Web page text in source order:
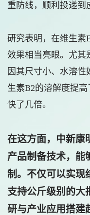
重防线，顺利投递到
研究表明，在维生素
效果相当亮眼。尤其
因其尺寸小、水溶性
生素B2的溶解度提
快了几倍。
在这方面，中新康
产品制备技术，能
制。不仅可以实现
支持公斤级别的大
研与产业应用搭建